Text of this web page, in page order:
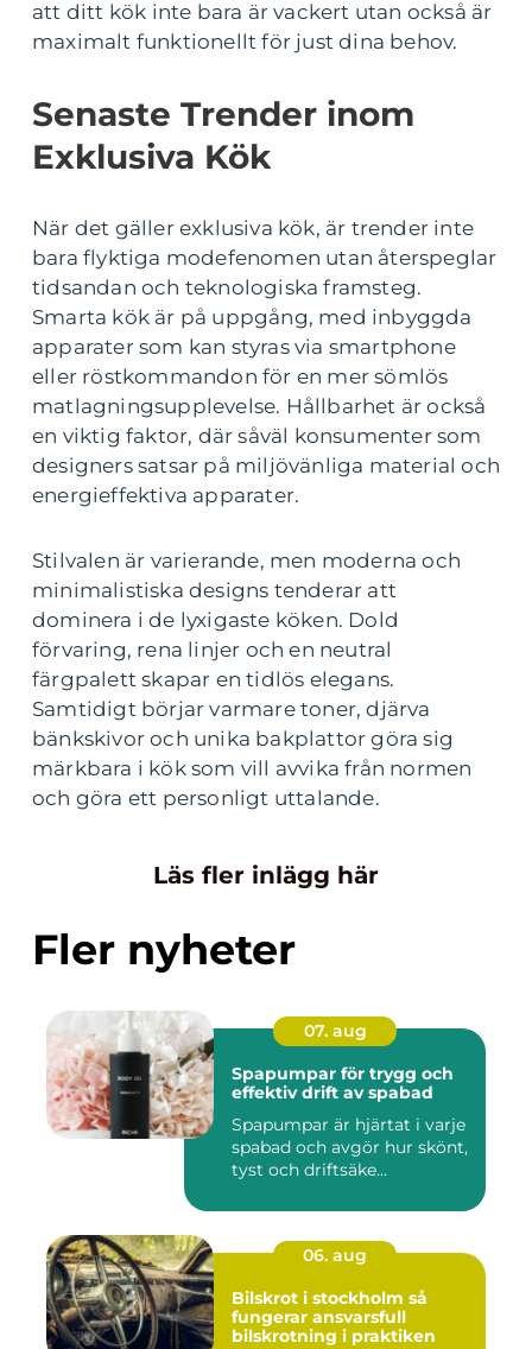
att ditt kök inte bara är vackert utan också är
maximalt funktionellt för just dina behov.
Senaste Trender inom
Exklusiva Kök
När det gäller exklusiva kök, är trender inte
bara flyktiga modefenomen utan återspeglar
tidsandan och teknologiska framsteg.
Smarta kök är på uppgång, med inbyggda
apparater som kan styras via smartphone
eller röstkommandon för en mer sömlös
matlagningsupplevelse. Hållbarhet är också
en viktig faktor, där såväl konsumenter som
designers satsar på miljövänliga material och
energieffektiva apparater.
Stilvalen är varierande, men moderna och
minimalistiska designs tenderar att
dominera i de lyxigaste köken. Dold
förvaring, rena linjer och en neutral
färgpalett skapar en tidlös elegans.
Samtidigt börjar varmare toner, djärva
bänkskivor och unika bakplattor göra sig
märkbara i kök som vill avvika från normen
och göra ett personligt uttalande.
Läs fler inlägg här
Fler nyheter
07. aug
Spapumpar för trygg och
effektiv drift av spabad
Spapumpar är hjärtat i varje
spabad och avgör hur skönt,
tyst och driftsäke...
06. aug
Bilskrot i stockholm så
fungerar ansvarsfull
bilskrotning i praktiken